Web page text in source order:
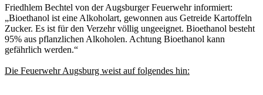
Friedhlem Bechtel von der Augsburger Feuerwehr informiert:
„Bioethanol ist eine Alkoholart, gewonnen aus Getreide Kartoffeln
Zucker. Es ist für den Verzehr völlig ungeeignet. Bioethanol besteht
95% aus pflanzlichen Alkoholen. Achtung Bioethanol kann
gefährlich werden.“
Die Feuerwehr Augsburg weist auf folgendes hin: